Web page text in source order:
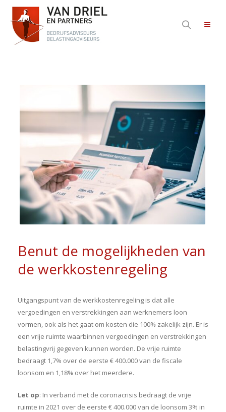
Benut de mogelijkheden van
de werkkostenregeling
Uitgangspunt van de werkkostenregeling is dat alle
vergoedingen en verstrekkingen aan werknemers loon
vormen, ook als het gaat om kosten die 100% zakelijk zijn. Er is
een vrije ruimte waarbinnen vergoedingen en verstrekkingen
belastingvrij gegeven kunnen worden. De vrije ruimte
bedraagt 1,7% over de eerste € 400.000 van de fiscale
loonsom en 1,18% over het meerdere.
Let op: In verband met de coronacrisis bedraagt de vrije
ruimte in 2021 over de eerste € 400.000 van de loonsom 3% in